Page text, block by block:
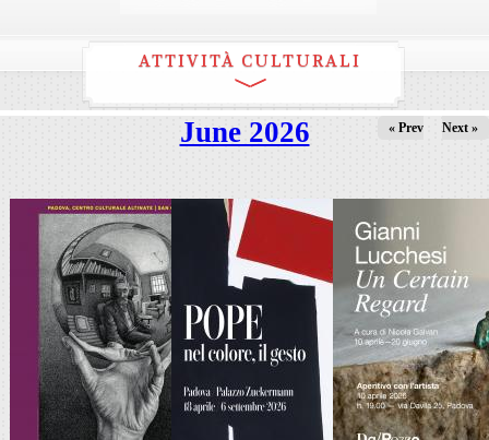
ATTIVITÀ CULTURALI
June 2026 « Prev Next »